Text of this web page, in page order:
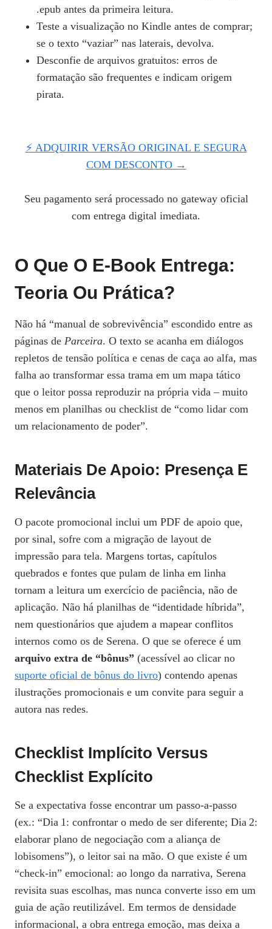
.epub antes da primeira leitura.
Teste a visualização no Kindle antes de comprar;
se o texto “vaziar” nas laterais, devolva.
Desconfie de arquivos gratuitos: erros de
formatação são frequentes e indicam origem
pirata.
⚡ ADQUIRIR VERSÃO ORIGINAL E SEGURA
COM DESCONTO →
Seu pagamento será processado no gateway oficial
com entrega digital imediata.
O Que O E‑book Entrega:
Teoria Ou Prática?
Não há “manual de sobrevivência” escondido entre as
páginas de Parceira. O texto se acanha em diálogos
repletos de tensão política e cenas de caça ao alfa, mas
falha ao transformar essa trama em um mapa tático
que o leitor possa reproduzir na própria vida – muito
menos em planilhas ou checklist de “como lidar com
um relacionamento de poder”.
Materiais De Apoio: Presença E
Relevância
O pacote promocional inclui um PDF de apoio que,
por sinal, sofre com a migração de layout de
impressão para tela. Margens tortas, capítulos
quebrados e fontes que pulam de linha em linha
tornam a leitura um exercício de paciência, não de
aplicação. Não há planilhas de “identidade híbrida”,
nem questionários que ajudem a mapear conflitos
internos como os de Serena. O que se oferece é um
arquivo extra de “bônus” (acessível ao clicar no
suporte oficial de bônus do livro) contendo apenas
ilustrações promocionais e um convite para seguir a
autora nas redes.
Checklist Implícito Versus
Checklist Explícito
Se a expectativa fosse encontrar um passo‑a‑passo
(ex.: “Dia 1: confrontar o medo de ser diferente; Dia 2:
elaborar plano de negociação com a aliança de
lobisomens”), o leitor sai na mão. O que existe é um
“check‑in” emocional: ao longo da narrativa, Serena
revisita suas escolhas, mas nunca converte isso em um
guia de ação reutilizável. Em termos de densidade
informacional, a obra entrega emoção, mas deixa a